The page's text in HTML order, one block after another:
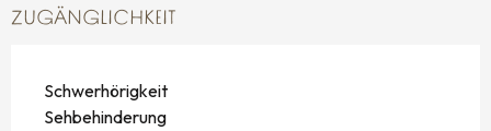
ZUGÄNGLICHKEIT
Schwerhörigkeit
Sehbehinderung